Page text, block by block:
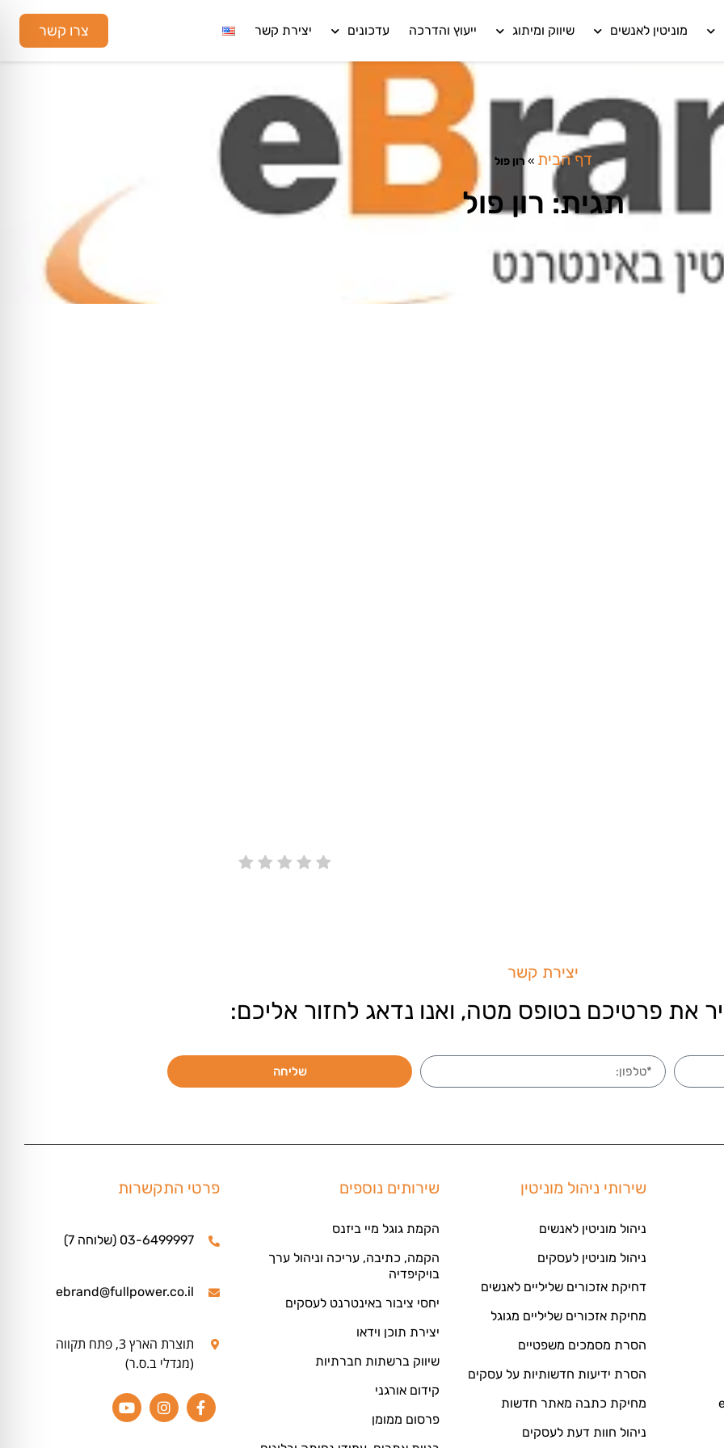
מוניטין לאנשים שיווק ומיתוג ייעוץ והדרכה עדכונים יצירת קשר צרו קשר
דף הבית »רון פול
תגית: רון פול
יצירת קשר
את פרטיכם בטופס מטה, ואנו נדאג לחזור אליכם:
שליחה
שירותי ניהול מוניטין
ניהול מוניטין לאנשים
ניהול מוניטין לעסקים
דחיקת אזכורים שליליים לאנשים
מחיקת אזכורים שליליים מגוגל
הסרת מסמכים משפטיים
הסרת ידיעות חדשותיות על עסקים
מחיקת כתבה מאתר חדשות
ניהול חוות דעת לעסקים
שירותים נוספים
הקמת גוגל מיי ביזנס
הקמה, כתיבה, עריכה וניהול ערך
בויקיפדיה
יחסי ציבור באינטרנט לעסקים
יצירת תוכן וידאו
שיווק ברשתות חברתיות
קידום אורגני
פרסום ממומן
פרטי התקשרות
03-6499997 (שלוחה 7)
ebrand@fullpower.co.il
תוצרת הארץ 3, פתח תקווה
(מגדלי ב.ס.ר)